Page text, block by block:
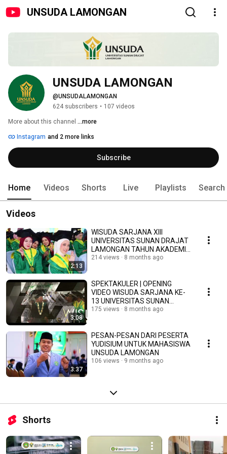
UNSUDA LAMONGAN
@UNSUDALAMONGAN
624 subscribers • 107 videos
More about this channel ...more
Instagram and 2 more links
Subscribe
Home Videos Shorts Live Playlists Search
Videos
2:13
WISUDA SARJANA XIII
UNIVERSITAS SUNAN DRAJAT
LAMONGAN TAHUN AKADEMIk
2024/2025
214 views 8 months ago
3:08
SPEKTAKULER | OPENING
VIDEO WISUDA SARJANA KE-
13 UNIVERSITAS SUNAN
DRAJAT LAMONGAN TAHUN
175 views 8 months ago
3:37
PESAN-PESAN DARI PESERTA
YUDISIUM UNTUK MAHASISWA
UNSUDA LAMONGAN
106 views 9 months ago
Shorts